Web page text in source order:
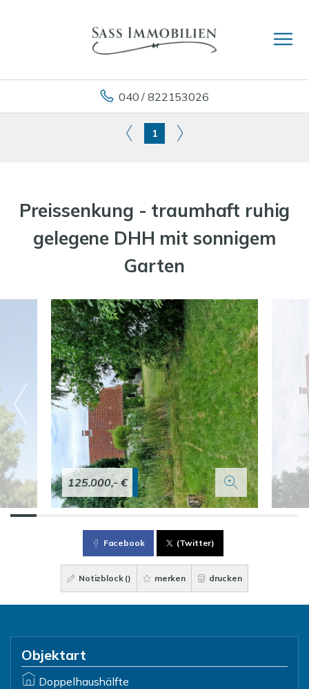
040 / 822153026
1
Preissenkung - traumhaft ruhig
gelegene DHH mit sonnigem
Garten
125.000,- €
Facebook (Twitter)
Notizblock () merken drucken
Objektart
Doppelhaushälfte